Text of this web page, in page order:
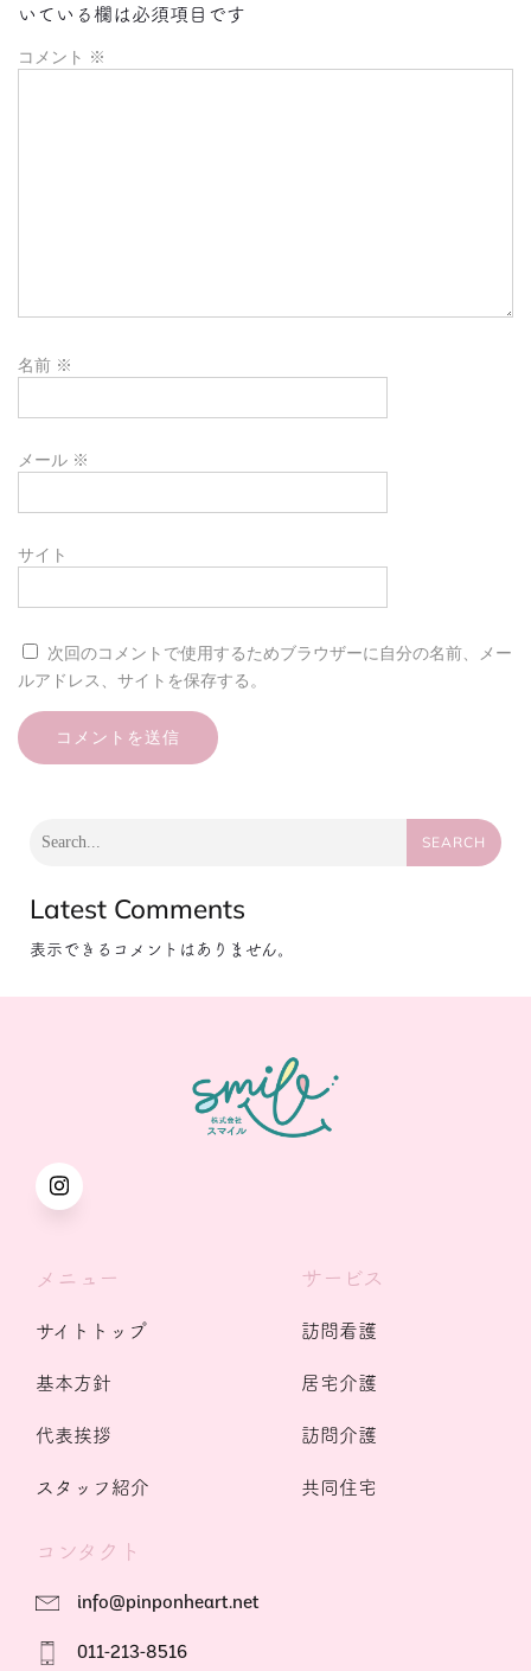
いている欄は必須項目です
コメント ※
名前 ※
メール ※
サイト
次回のコメントで使用するためブラウザーに自分の名前、メー
ルアドレス、サイトを保存する。
SEARCH
Latest Comments
表示できるコメントはありません。
メニュー
サイトトップ
基本方針
代表挨拶
スタッフ紹介
サービス
訪問看護
居宅介護
訪問介護
共同住宅
コンタクト
info@pinponheart.net
011-213-8516